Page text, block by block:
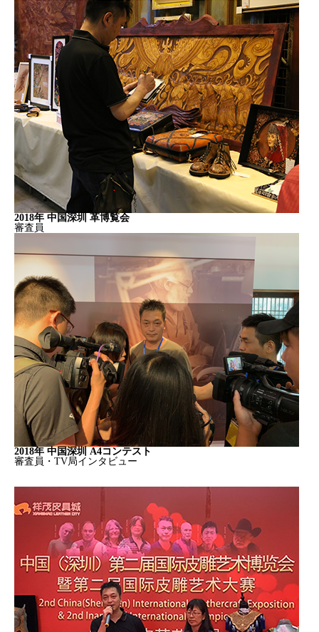
2018年 中国深圳 革博覧会
審査員
2018年 中国深圳 A4コンテスト
審査員・TV局インタビュー